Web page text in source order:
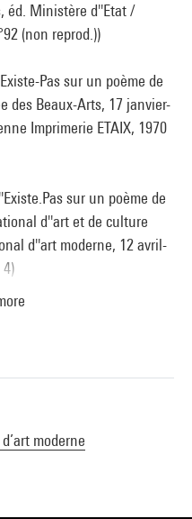
éd. Ministère d''Etat /
(non reprod.))
Pas sur un poème de
des Beaux-Arts, 17 janvier-
Imprimerie ETAIX, 1970
sur un poème de
d''art et de culture
d''art moderne, 12 avril-
Kandinsky
moderne